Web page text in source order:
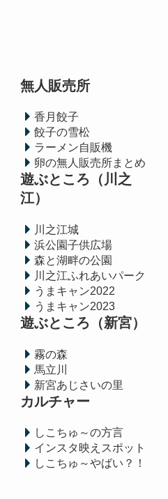
無人販売所
香月餃子
餃子の雪松
ラーメン自販機
卵の無人販売所まとめ
遊ぶところ（川之
江）
川之江城
浜公園子供広場
森と湖畔の公園
川之江ふれあいパーク
うまキャン2022
うまキャン2023
遊ぶところ（新宮）
霧の森
馬立川
新宮あじさいの里
カルチャー
しこちゅ～の方言
インスタ映えスポット
しこちゅ～やばい？！